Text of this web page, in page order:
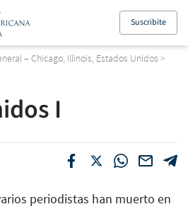
Suscribite
– Chicago, Illinois, Estados Unidos >
I
periodistas han muerto en